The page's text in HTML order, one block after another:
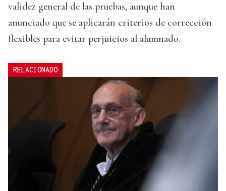
validez general de las pruebas, aunque han
anunciado que se aplicarán criterios de corrección
flexibles para evitar perjuicios al alumnado.
RELACIONADO